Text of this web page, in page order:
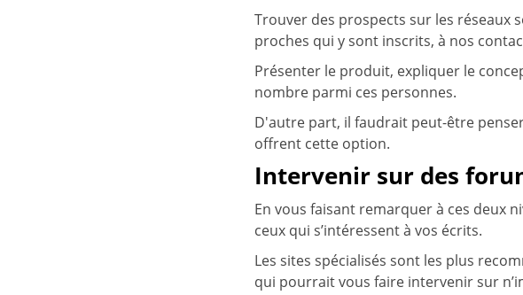
Trouver des prospects sur les réseaux
proches qui y sont inscrits, à nos
Présenter le produit, expliquer le
nombre parmi ces personnes.
D'autre part, il faudrait peut-être
offrent cette option.
Intervenir sur des
En vous faisant remarquer à ces deux
ceux qui s’intéressent à vos écrits.
Les sites spécialisés sont les plus
qui pourrait vous faire intervenir sur